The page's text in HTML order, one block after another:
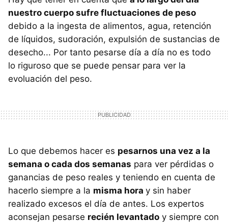
nuestro cuerpo sufre fluctuaciones de peso
debido a la ingesta de alimentos, agua, retención
de líquidos, sudoración, expulsión de sustancias de
desecho... Por tanto pesarse día a día no es todo
lo riguroso que se puede pensar para ver la
evoluación del peso.
Lo que debemos hacer es pesarnos una vez a la
semana o cada dos semanas para ver pérdidas o
ganancias de peso reales y teniendo en cuenta de
hacerlo siempre a la misma hora y sin haber
realizado excesos el día de antes. Los expertos
aconsejan pesarse recién levantado y siempre con